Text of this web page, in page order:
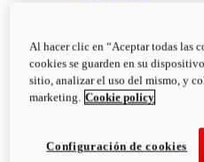
Al hacer clic en “Aceptar todas las
cookies se guarden en su
sitio, analizar el uso del mismo, y
marketing. Cookie policy
Configuración de cookies